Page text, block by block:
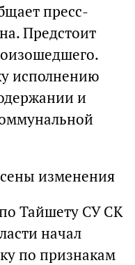
пресс-
Предстоит
исполнению
и
изменения
Тайшету СУ СК
начал
по признакам